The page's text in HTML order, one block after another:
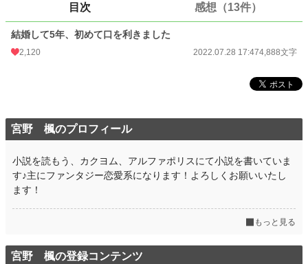
4,888
更新日時 2022.07.28 17:47
月間ポイント 11,121 pt (4,122 位)
年間ポイント 170,662 pt (3,693 位)
累計ポイント 387,460 pt (12,702 位)
目次 感想（13件）
結婚して5年、初めて口を利きました
2,120 2022.07.28 17:474,888文字
宮野 楓のプロフィール
小説を読もう、カクヨム、アルファポリスにて小説を書いていま
す♪主にファンタジー恋愛系になります！よろしくお願いいたし
ます！
もっと見る
宮野 楓の登録コンテンツ